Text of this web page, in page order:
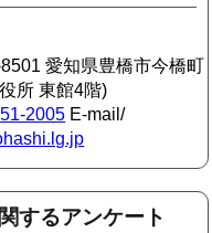
愛知県豊橋市今橋町
所 東館4階)
2005 E-mail/
するアンケート